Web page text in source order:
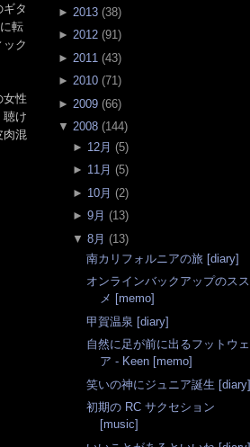
タ
転
ク
女性
聴け
肉混
► 2013 (38)
► 2012 (91)
► 2011 (43)
► 2010 (71)
► 2009 (66)
▼ 2008 (144)
► 12月 (5)
► 11月 (5)
► 10月 (2)
► 9月 (13)
▼ 8月 (13)
南カリフォルニアの旅 [diary]
オンラインバックアップのスス
メ [memo]
甲賀温泉 [diary]
自然に足が前に出るフットウェ
ア - Keen [memo]
笑いの神にジュニア誕生 [diary]
初期の RC サクセション
[music]